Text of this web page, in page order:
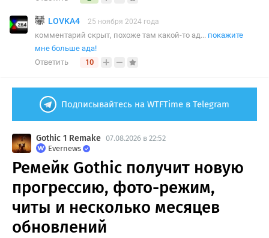
LOVKA4 25 ноября 2024 года
комментарий скрыт, похоже там какой-то ад... покажите
мне больше ада!
Ответить
10
Подписывайтесь на WTFTime в Telegram
Gothic 1 Remake 07.08.2026 в 22:52
Evernews
Ремейк Gothic получит новую
прогрессию, фото-режим,
читы и несколько месяцев
обновлений